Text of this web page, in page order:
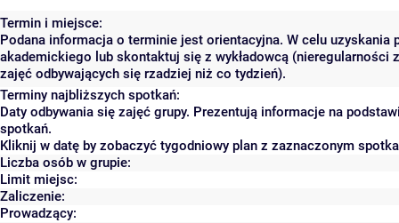
Termin i miejsce:
Podana informacja o terminie jest orientacyjna. W celu
akademickiego lub skontaktuj się z wykładowcą (nieregularności
zajęć odbywających się rzadziej niż co tydzień).
Terminy najbliższych spotkań:
Daty odbywania się zajęć grupy. Prezentują informacje na
spotkań.
Kliknij w datę by zobaczyć tygodniowy plan z zaznaczonym
Liczba osób w grupie:
Limit miejsc:
Zaliczenie:
Prowadzący: